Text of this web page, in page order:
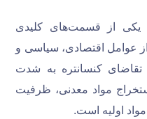
یکی از قسمت‌های کلیدی
عوامل اقتصادی، سیاسی و
تقاضای کنسانتره به شدت
مواد معدنی، ظرفیت
اولیه است.